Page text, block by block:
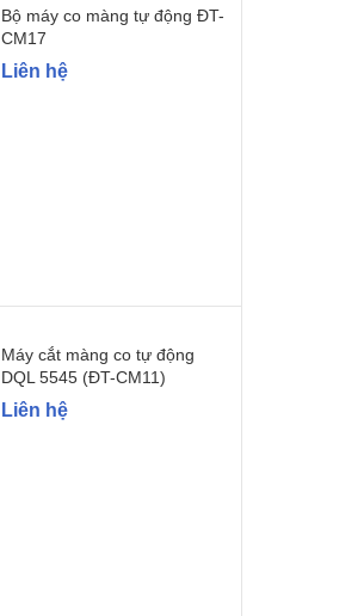
Bộ máy co màng tự động ĐT-
CM17
Liên hệ
Máy cắt màng co tự động
DQL 5545 (ĐT-CM11)
Liên hệ